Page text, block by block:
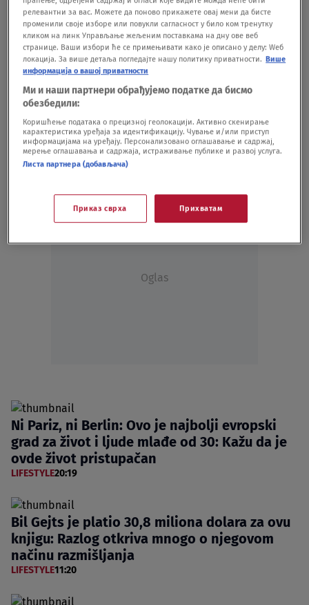
Oglas
Ni Pariz, ni Berlin: Ovo je najbolji evropski
grad za život i ljude mlađe od 30: Kažu da je
ovde život pristupačan
LIFESTYLE20:19
Bil Gejts je platio 30,8 miliona dolara za ovu
knjigu: Razlog otkriva mnogo o njegovom
načinu razmišljanja
LIFESTYLE11:20
релевантни за вас. Можете да поново прикажете овај мени да бисте
променили своје изборе или повукли сагласност у било ком тренутку
кликом на линк Управљање жељеним поставкама на дну ове веб
странице. Ваши избори ће се примењивати како је описано у делу: Wеб
локација. За више детаља погледајте нашу политику приватности. Више
информација о вашој приватности
Ми и наши партнери обрађујемо податке да бисмо
обезбедили:
Коришћење података о прецизној геолокацији. Активно скенирање
карактеристика уређаја за идентификацију. Чување и/или приступ
информацијама на уређају. Персонализовано оглашавање и садржај,
мерење оглашавања и садржаја, истраживање публике и развој услуга.
Листа партнера (добављача)
Приказ сврха Прихватам